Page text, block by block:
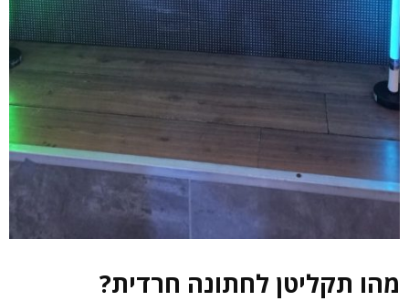
מהו תקליטן לחתונה חרדית?